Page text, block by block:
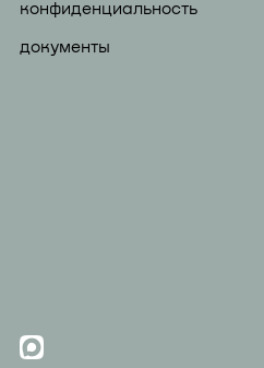
конфиденциальность
документы